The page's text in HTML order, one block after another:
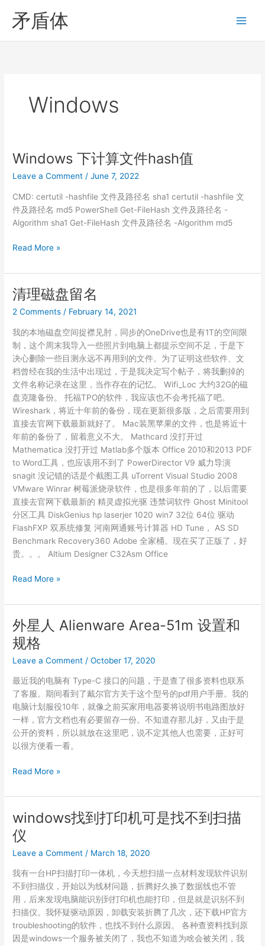
content
矛盾体
Windows
Windows 下计算文件hash值
Leave a Comment /June 7, 2022
CMD: certutil -hashfile 文件及路径名 sha1 certutil -hashfile 文
件及路径名 md5 PowerShell Get-FileHash 文件及路径名 -
Algorithm sha1 Get-FileHash 文件及路径名 -Algorithm md5
Windows
计
算
文
件
值
Read More »
清理磁盘留名
2 Comments / February 14, 2021
我的本地磁盘空间捉襟见肘，同步的OneDrive也是有1T的空间限
制，这个周末我导入一些照片到电脑上都提示空间不足，于是下
决心删除一些目测永远不再用到的文件。为了证明这些软件、文
档曾经在我的生活中出现过，于是我决定写个帖子，将我删掉的
文件名称记录在这里，当作存在的记忆。 Wifi_Loc 大约32G的磁
盘克隆备份。 托福TPO的软件，我应该也不会考托福了吧。
Wireshark，将近十年前的备份，现在更新很多版，之后需要用到
直接去官网下载最新就好了。 Mac装黑苹果的文件，也是将近十
年前的备份了，留着意义不大。 Mathcard 没打开过
Mathematica 没打开过 Matlab多个版本 Office 2010和2013 PDF
to Word工具，也应该用不到了 PowerDirector V9 威力导演
snagit 没记错的话是个截图工具 uTorrent Visual Studio 2008
VMware Winrar 树莓派烧录软件，也是很多年前的了，以后需要
直接去官网下载最新的 精灵虚拟光驱 违禁词软件 Ghost Minitool
分区工具 DiskGenius hp laserjer 1020 win7 32位 64位 驱动
FlashFXP 双系统修复 河南网通账号计算器 HD Tune， AS SD
Benchmark Recovery360 Adobe 全家桶。现在买了正版了，好
贵。。。 Altium Designer C32Asm Office
清
磁
盘
留
名
Read More »
外星人 Alienware Area-51m 设置和
规格
Leave a Comment /October 17, 2020
最近我的电脑有 Type-C 接口的问题，于是查了很多资料也联系
了客服。期间看到了戴尔官方关于这个型号的pdf用户手册。我的
电脑计划服役10年，就像之前买家用电器要将说明书电路图放好
一样，官方文档也有必要留存一份。不知道存那儿好，又由于是
公开的资料，所以就放在这里吧，说不定其他人也需要，正好可
以很方便看一看。
外
人
Area-
51m
设
和
规
格
Read More »
windows找到打印机可是找不到扫描
仪
Leave a Comment / March 18, 2020
我有一台HP扫描打印一体机，今天想扫描一点材料发现软件识别
不到扫描仪，开始以为线材问题，折腾好久换了数据线也不管
用，后来发现电脑能识别到打印机也能打印，但是就是识别不到
扫描仪。我怀疑驱动原因，卸载安装折腾了几次，还下载HP官方
troubleshooting的软件，也找不到什么原因。 各种查资料找到原
因是windows一个服务被关闭了，我也不知道为啥会被关闭，我